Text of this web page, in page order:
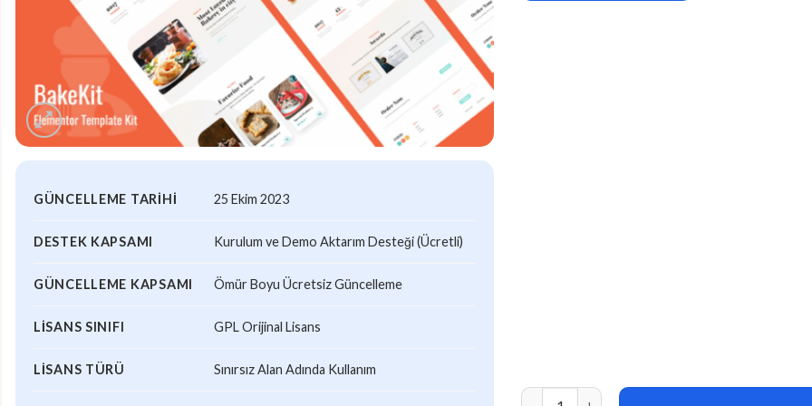
GÜNCELLEME TARIHI 25 Ekim 2023
DESTEK KAPSAMI Kurulum ve Demo Aktarım Desteği (Ücretli)
GÜNCELLEME KAPSAMI Ömür Boyu Ücretsiz Güncelleme
LISANS SINIFI GPL Orijinal Lisans
LISANS TÜRÜ Sınırsız Alan Adında Kullanım
Bakekit – Food and Cake Elementor Template